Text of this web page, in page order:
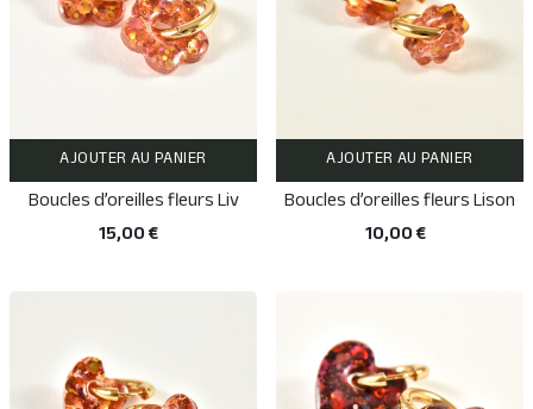
AJOUTER AU PANIER
Boucles d’oreilles fleurs Liv
15,00 €
AJOUTER AU PANIER
Boucles d’oreilles fleurs Lison
10,00 €